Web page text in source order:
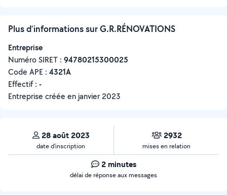
Plus d’informations sur G.R.RÉNOVATIONS
Entreprise
Numéro SIRET : ‍94780215300025
Code APE : 4321A
Effectif : -
Entreprise créée en janvier 2023
28 août 2023
date d’inscription
2932
mises en relation
2 minutes
délai de réponse aux messages